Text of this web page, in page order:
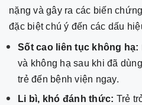
nặng và gây ra các biến
đặc biệt chú ý đến các dấu
Sốt cao liên tục không hạ:
và không hạ sau khi đã
trẻ đến bệnh viện ngay.
Li bì, khó đánh thức: Trẻ